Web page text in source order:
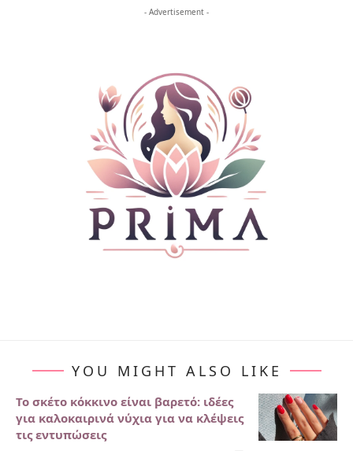
- Advertisement -
YOU MIGHT ALSO LIKE
Το σκέτο κόκκινο είναι βαρετό: ιδέες
για καλοκαιρινά νύχια για να κλέψεις
τις εντυπώσεις